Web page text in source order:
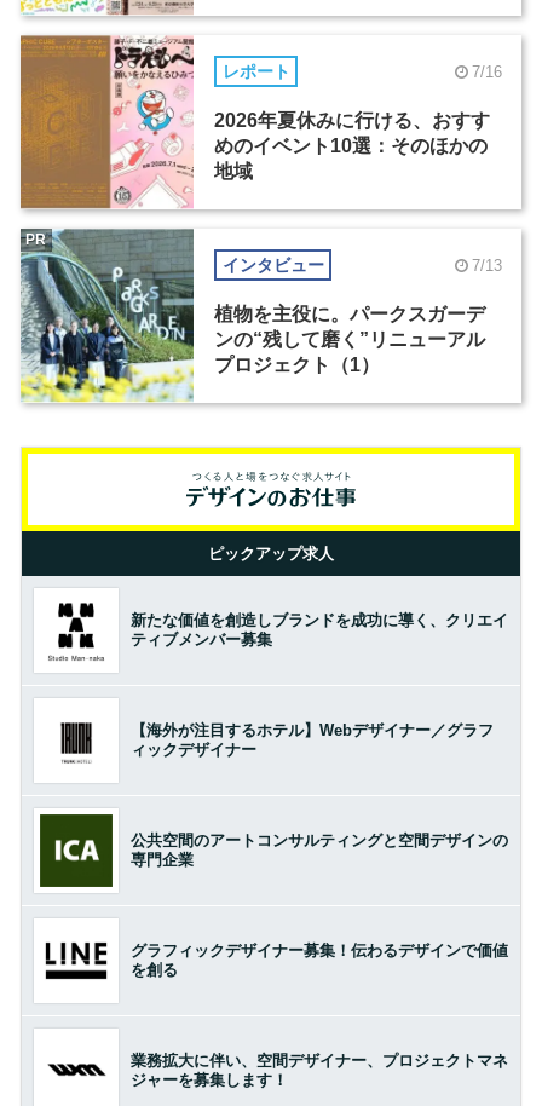
レポート 7/16
2026年夏休みに行ける、おすす
めのイベント10選：そのほかの
地域
インタビュー 7/13
植物を主役に。パークスガーデ
ンの“残して磨く”リニューアル
プロジェクト（1）
PR
ピックアップ求人
新たな価値を創造しブランドを成功に導く、クリエイ
ティブメンバー募集
【海外が注目するホテル】Webデザイナー／グラフ
ィックデザイナー
公共空間のアートコンサルティングと空間デザインの
専門企業
グラフィックデザイナー募集！伝わるデザインで価値
を創る
業務拡大に伴い、空間デザイナー、プロジェクトマネ
ジャーを募集します！